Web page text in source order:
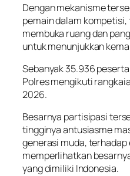
Dengan mekanisme
pemain dalam
membuka ruang dan
untuk menunjukkan
Sebanyak 35.936
Polres mengikuti
2026.
Besarnya partisipasi
tingginya antusiasme
generasi muda,
memperlihatkan
yang dimiliki Indonesia.